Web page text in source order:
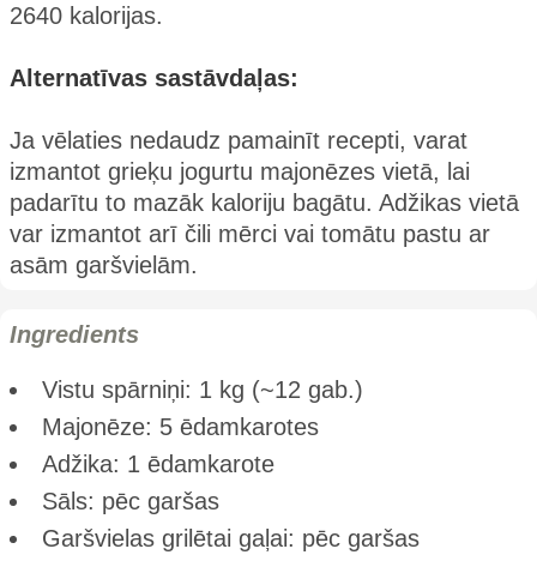
2640 kalorijas.
Alternatīvas sastāvdaļas:
Ja vēlaties nedaudz pamainīt recepti, varat
izmantot grieķu jogurtu majonēzes vietā, lai
padarītu to mazāk kaloriju bagātu. Adžikas vietā
var izmantot arī čili mērci vai tomātu pastu ar
asām garšvielām.
Ingredients
Vistu spārniņi: 1 kg (~12 gab.)
Majonēze: 5 ēdamkarotes
Adžika: 1 ēdamkarote
Sāls: pēc garšas
Garšvielas grilētai gaļai: pēc garšas